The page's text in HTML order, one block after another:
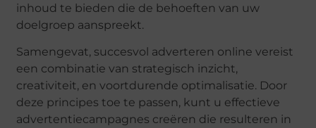
inhoud te bieden die de behoeften van uw
doelgroep aanspreekt.
Samengevat, succesvol adverteren online vereist
een combinatie van strategisch inzicht,
creativiteit, en voortdurende optimalisatie. Door
deze principes toe te passen, kunt u effectieve
advertentiecampagnes creëren die resulteren in